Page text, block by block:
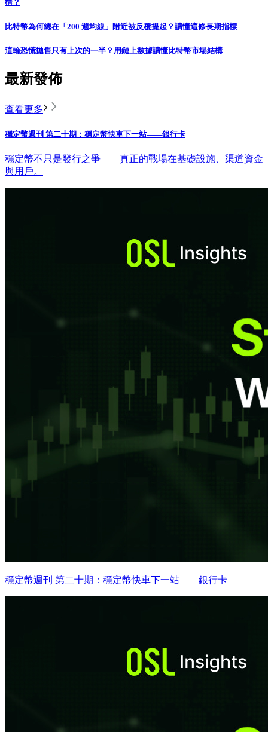
構？
比特幣為何總在「200 週均線」附近被反覆提起？讀懂這條長期指標
這輪恐慌拋售只有上次的一半？用鏈上數據讀懂比特幣市場結構
最新發佈
查看更多
穩定幣週刊 第二十期：穩定幣快車下一站——銀行卡
穩定幣不只是發行之爭——真正的戰場在基礎設施、渠道資金
與用戶。
穩定幣週刊 第二十期：穩定幣快車下一站——銀行卡